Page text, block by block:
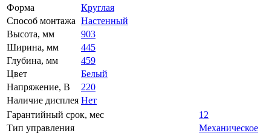
Форма
Круглая
Способ монтажа Настенный
Высота, мм
903
Ширина, мм
445
Глубина, мм
459
Цвет
Белый
Напряжение, В
220
Наличие дисплея Нет
Гарантийный срок, мес
12
Тип управления
Механическое